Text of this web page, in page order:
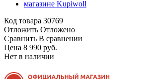
Код товара 30769
Отложить Отложено
Сравнить В сравнении
Цена 8 990 руб.
Нет в наличии